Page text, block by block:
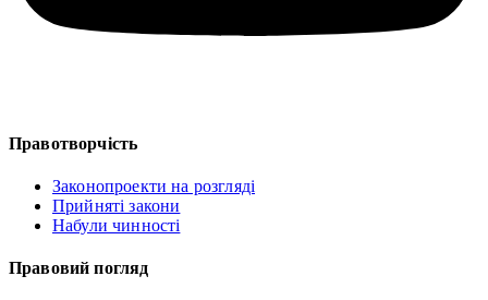
Правотворчість
Законопроекти на розгляді
Прийняті закони
Набули чинності
Правовий погляд